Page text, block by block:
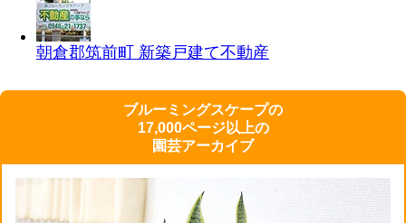
朝倉郡筑前町 新築戸建て不動産
ブルーミングスケープの
17,000ページ以上の
園芸アーカイブ